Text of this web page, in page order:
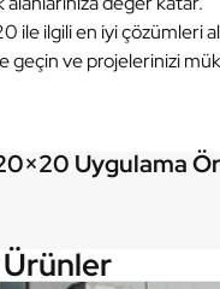
ile ilgili en iyi çözümleri
geçin ve projelerinizi
Uygulama